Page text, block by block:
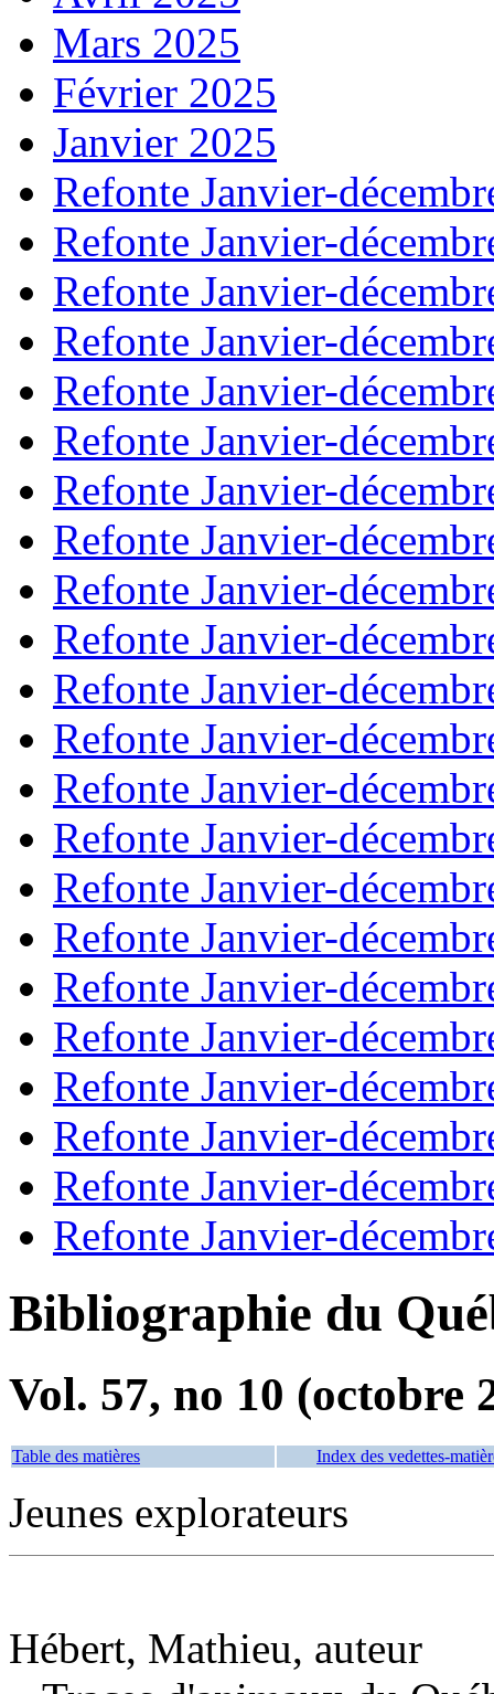
Mars 2025
Février 2025
Janvier 2025
Refonte Janvier-
Refonte Janvier-
Refonte Janvier-
Refonte Janvier-
Refonte Janvier-
Refonte Janvier-
Refonte Janvier-
Refonte Janvier-
Refonte Janvier-
Refonte Janvier-
Refonte Janvier-
Refonte Janvier-
Refonte Janvier-
Refonte Janvier-
Refonte Janvier-
Refonte Janvier-
Refonte Janvier-
Refonte Janvier-
Refonte Janvier-
Refonte Janvier-
Refonte Janvier-
Refonte Janvier-
Bibliographie du
Vol. 57, no 10 (octobre
Table des matières Index des vedettes-
Jeunes explorateurs
Hébert, Mathieu, auteur